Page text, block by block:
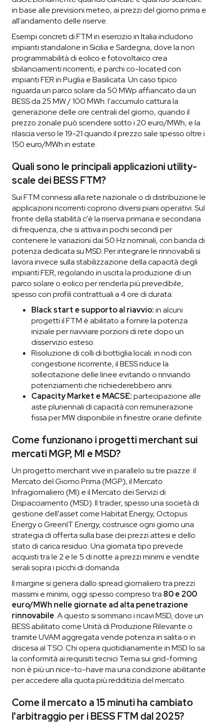
in base alle previsioni meteo, ai prezzi del giorno prima e
all'andamento delle riserve.
Esempi concreti di FTM in esercizio in Italia includono
impianti standalone in Sicilia e Sardegna, dove la non
programmabilità di eolico e fotovoltaico crea
sbilanciamenti ricorrenti, e parchi co-located con
impianti FER in Puglia e Basilicata. Un caso tipico
riguarda un parco solare da 50 MWp affiancato da un
BESS da 25 MW / 100 MWh: l'accumulo cattura la
generazione delle ore centrali del giorno, quando il
prezzo zonale può scendere sotto i 20 euro/MWh, e la
rilascia verso le 19-21 quando il prezzo sale spesso oltre i
150 euro/MWh in estate.
Quali sono le principali applicazioni utility-
scale dei BESS FTM?
Sui FTM connessi alla rete nazionale o di distribuzione le
applicazioni ricorrenti coprono diversi piani operativi. Sul
fronte della stabilità c'è la riserva primaria e secondaria
di frequenza, che si attiva in pochi secondi per
contenere le variazioni dai 50 Hz nominali, con banda di
potenza dedicata su MSD. Per integrare le rinnovabili si
lavora invece sulla stabilizzazione della capacità degli
impianti FER, regolando in uscita la produzione di un
parco solare o eolico per renderla più prevedibile,
spesso con profili contrattuali a 4 ore di durata.
Black start e supporto al riavvio:in alcuni
progetti il FTM è abilitato a fornire la potenza
iniziale per riavviare porzioni di rete dopo un
disservizio esteso.
Risoluzione di colli di bottiglia locali: in nodi con
congestione ricorrente, il BESS riduce la
sollecitazione delle linee evitando o rinviando
potenziamenti che richiederebbero anni.
Capacity Market e MACSE:partecipazione alle
aste pluriennali di capacità con remunerazione
fissa per MW disponibile in finestre orarie definite.
Come funzionano i progetti merchant sui
mercati MGP, MI e MSD?
Un progetto merchant vive in parallelo su tre piazze: il
Mercato del Giorno Prima (MGP), il Mercato
Infragiornaliero (MI) e il Mercato dei Servizi di
Dispacciamento (MSD). Il trader, spesso una società di
gestione dell'asset come Habitat Energy, Octopus
Energy o GreenIT Energy, costruisce ogni giorno una
strategia di offerta sulla base dei prezzi attesi e dello
stato di carica residuo. Una giornata tipo prevede
acquisti tra le 2 e le 5 di notte a prezzi minimi e vendite
serali sopra i picchi di domanda.
Il margine si genera dallo spread giornaliero tra prezzi
massimi e minimi, oggi spesso compreso tra 80 e 200
euro/MWh nelle giornate ad alta penetrazione
rinnovabile. A questo si sommano i ricavi MSD, dove un
BESS abilitato come Unità di Produzione Rilevante o
tramite UVAM aggregata vende potenza in salita o in
discesa al TSO. Chi opera quotidianamente in MSD lo sa:
la conformità ai requisiti tecnici Terna sui grid-forming
non è più un nice-to-have ma una condizione abilitante
per accedere alla quota più redditizia del mercato.
Come il mercato a 15 minuti ha cambiato
l'arbitraggio per i BESS FTM dal 2025?